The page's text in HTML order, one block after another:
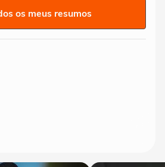
os meus resumos